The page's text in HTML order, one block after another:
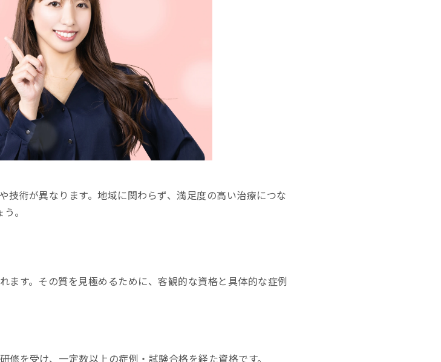
選ぶ場合
技術が異なります。地域に関わらず、満足度の高い治療につな
。
ます。その質を見極めるために、客観的な資格と具体的な症例
を受け、一定数以上の症例・試験合格を経た資格です。